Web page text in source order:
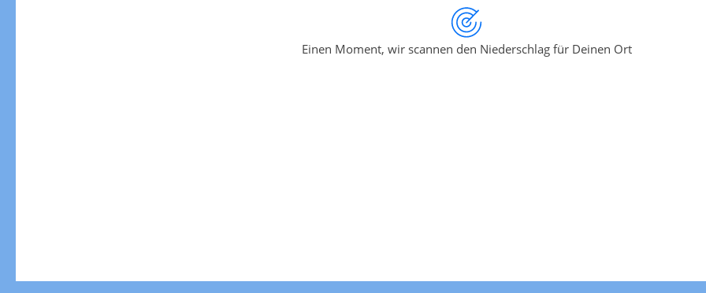
Einen Moment, wir scannen den Niederschlag für Deinen Ort